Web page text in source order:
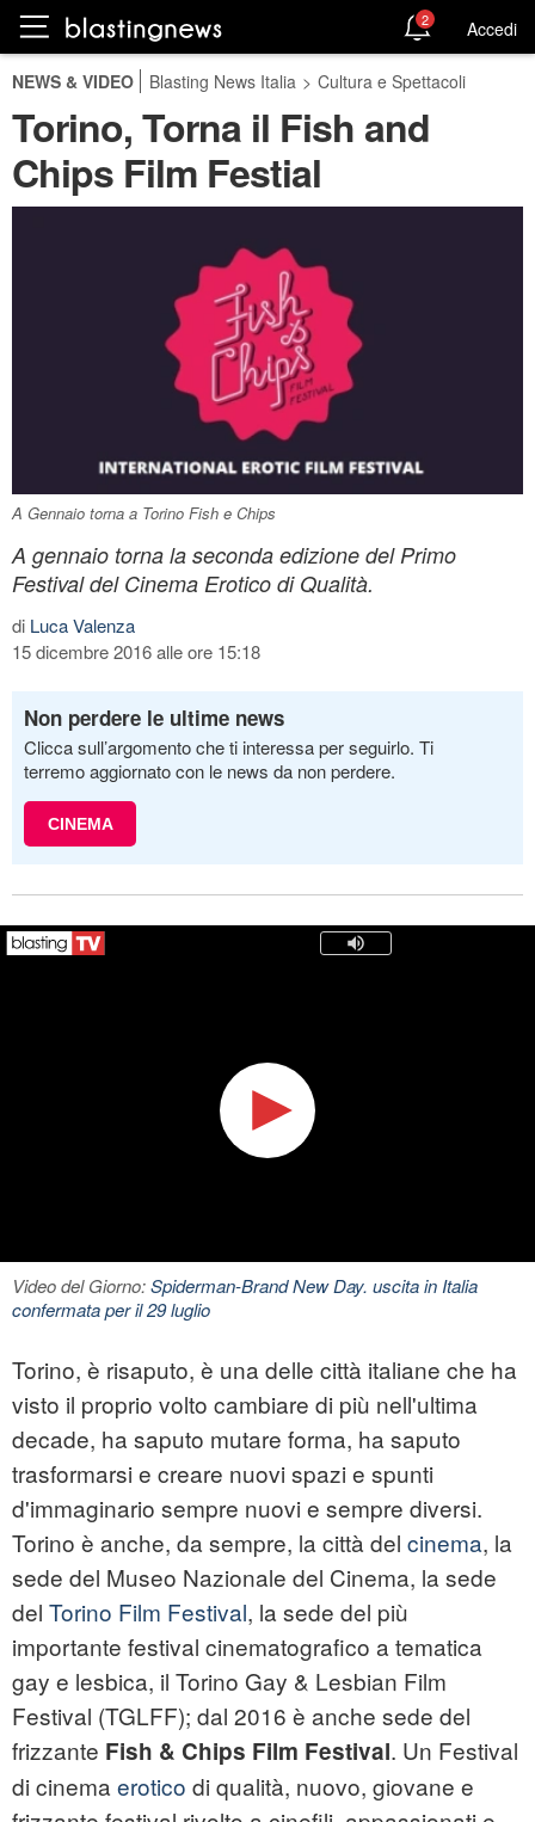
2 Accedi
NEWS & VIDEO Blasting News Italia > Cultura e Spettacoli
Torino, Torna il Fish and
Chips Film Festial
A Gennaio torna a Torino Fish e Chips
A gennaio torna la seconda edizione del Primo
Festival del Cinema Erotico di Qualità.
di Luca Valenza
15 dicembre 2016 alle ore 15:18
Non perdere le ultime news
Clicca sull’argomento che ti interessa per seguirlo. Ti
terremo aggiornato con le news da non perdere.
CINEMA
Video del Giorno:Spiderman-Brand New Day. uscita in Italia
confermata per il 29 luglio
Torino, è risaputo, è una delle città italiane che ha
visto il proprio volto cambiare di più nell'ultima
decade, ha saputo mutare forma, ha saputo
trasformarsi e creare nuovi spazi e spunti
d'immaginario sempre nuovi e sempre diversi.
Torino è anche, da sempre, la città del cinema, la
sede del Museo Nazionale del Cinema, la sede
del Torino Film Festival, la sede del più
importante festival cinematografico a tematica
gay e lesbica, il Torino Gay & Lesbian Film
Festival (TGLFF); dal 2016 è anche sede del
frizzante Fish & Chips Film Festival. Un Festival
di cinema erotico di qualità, nuovo, giovane e